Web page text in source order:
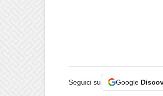
Seguici su Google